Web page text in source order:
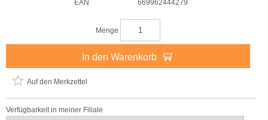
EAN
669962444279
Menge
In den Warenkorb
Auf den Merkzettel
Verfügbarkeit in meiner Filiale